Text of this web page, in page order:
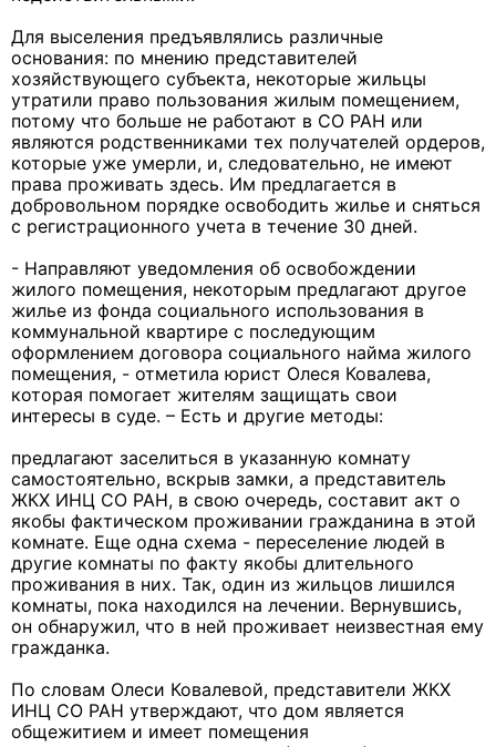
Для выселения предъявлялись различные
основания: по мнению представителей
хозяйствующего субъекта, некоторые жильцы
утратили право пользования жилым помещением,
потому что больше не работают в СО РАН или
являются родственниками тех получателей ордеров,
которые уже умерли, и, следовательно, не имеют
права проживать здесь. Им предлагается в
добровольном порядке освободить жилье и сняться
с регистрационного учета в течение 30 дней.
- Направляют уведомления об освобождении
жилого помещения, некоторым предлагают другое
жилье из фонда социального использования в
коммунальной квартире с последующим
оформлением договора социального найма жилого
помещения, - отметила юрист Олеся Ковалева,
которая помогает жителям защищать свои
интересы в суде. – Есть и другие методы:
предлагают заселиться в указанную комнату
самостоятельно, вскрыв замки, а представитель
ЖКХ ИНЦ СО РАН, в свою очередь, составит акт о
якобы фактическом проживании гражданина в этой
комнате. Еще одна схема - переселение людей в
другие комнаты по факту якобы длительного
проживания в них. Так, один из жильцов лишился
комнаты, пока находился на лечении. Вернувшись,
он обнаружил, что в ней проживает неизвестная ему
гражданка.
По словам Олеси Ковалевой, представители ЖКХ
ИНЦ СО РАН утверждают, что дом является
общежитием и имеет помещения